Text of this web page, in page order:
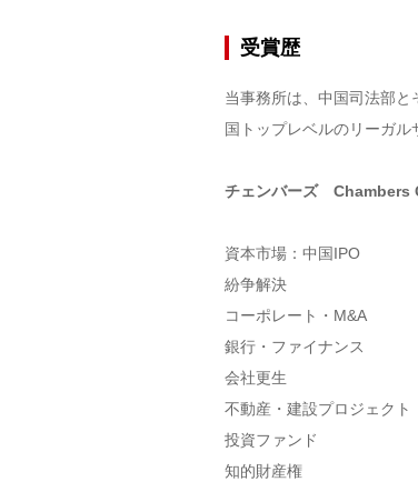
受賞歴
当事務所は、中国司法部
国トップレベルのリーガ
チェンバーズ Chambers
資本市場：中国IPO
紛争解決
コーポレート・M&A
銀行・ファイナンス
会社更生
不動産・建設プロジェクト
投資ファンド
知的財産権